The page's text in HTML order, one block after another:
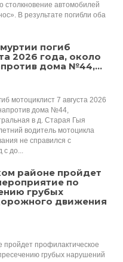
столкновение автомобилей
В результате погибли оба
погиб
2026 года, около
дома №44,...
мотоциклист 7 августа 2026
дома №44,
в д. Старая Гыя
водитель мотоцикла
не справился с
с до...
районе пройдет
по
грубых
движения
пройдет профилактическое
грубых нарушений